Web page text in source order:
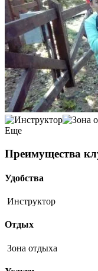
Еще
Преимущества
Удобства
Инструктор
Отдых
Зона отдыха